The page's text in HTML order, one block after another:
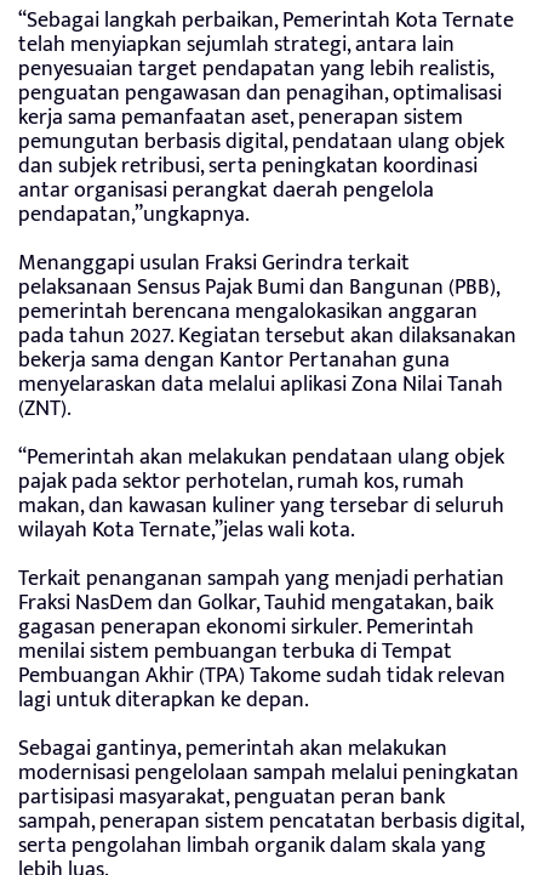
“Sebagai langkah perbaikan, Pemerintah Kota Ternate
telah menyiapkan sejumlah strategi, antara lain
penyesuaian target pendapatan yang lebih realistis,
penguatan pengawasan dan penagihan, optimalisasi
kerja sama pemanfaatan aset, penerapan sistem
pemungutan berbasis digital, pendataan ulang objek
dan subjek retribusi, serta peningkatan koordinasi
antar organisasi perangkat daerah pengelola
pendapatan,”ungkapnya.
Menanggapi usulan Fraksi Gerindra terkait
pelaksanaan Sensus Pajak Bumi dan Bangunan (PBB),
pemerintah berencana mengalokasikan anggaran
pada tahun 2027. Kegiatan tersebut akan dilaksanakan
bekerja sama dengan Kantor Pertanahan guna
menyelaraskan data melalui aplikasi Zona Nilai Tanah
(ZNT).
“Pemerintah akan melakukan pendataan ulang objek
pajak pada sektor perhotelan, rumah kos, rumah
makan, dan kawasan kuliner yang tersebar di seluruh
wilayah Kota Ternate,”jelas wali kota.
Terkait penanganan sampah yang menjadi perhatian
Fraksi NasDem dan Golkar, Tauhid mengatakan, baik
gagasan penerapan ekonomi sirkuler. Pemerintah
menilai sistem pembuangan terbuka di Tempat
Pembuangan Akhir (TPA) Takome sudah tidak relevan
lagi untuk diterapkan ke depan.
Sebagai gantinya, pemerintah akan melakukan
modernisasi pengelolaan sampah melalui peningkatan
partisipasi masyarakat, penguatan peran bank
sampah, penerapan sistem pencatatan berbasis digital,
serta pengolahan limbah organik dalam skala yang